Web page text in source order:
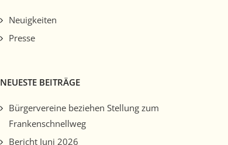
Neuigkeiten
Presse
NEUESTE BEITRÄGE
Bürgervereine beziehen Stellung zum
Frankenschnellweg
Bericht Juni 2026